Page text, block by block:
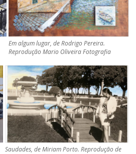
Em algum lugar, de Rodrigo Pereira.
Reprodução Mario Oliveira Fotografia
Saudades, de Miriam Porto. Reprodução de